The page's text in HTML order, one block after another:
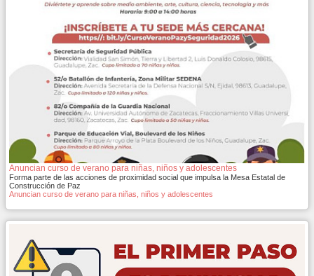
Anuncian curso de verano para niñas, niños y adolescentes
Forma parte de las acciones de proximidad social que impulsa la Mesa Estatal de
Construcción de Paz
Anuncian curso de verano para niñas, niños y adolescentes